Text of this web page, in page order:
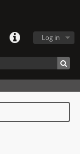
Log in